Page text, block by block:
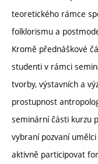
teoretického rámce
folklorismu a
Kromě přednáškové
studenti v rámci
tvorby, výstavních a
prostupnost
seminární části kurzu
vybraní pozvaní
aktivně participovat